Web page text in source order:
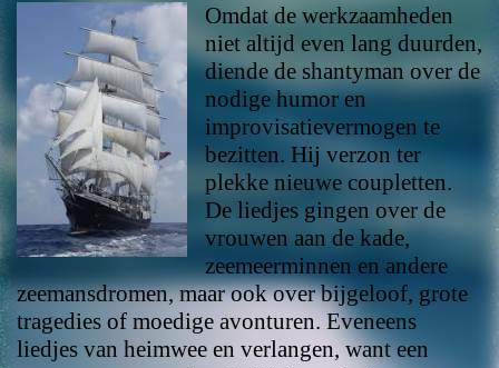
Omdat de werkzaamheden
niet altijd even lang duurden,
diende de shantyman over de
nodige humor en
improvisatievermogen te
bezitten. Hij verzon ter
plekke nieuwe coupletten.
De liedjes gingen over de
vrouwen aan de kade,
zeemeerminnen en andere
zeemansdromen, maar ook over bijgeloof, grote
tragedies of moedige avonturen. Eveneens
liedjes van heimwee en verlangen, want een